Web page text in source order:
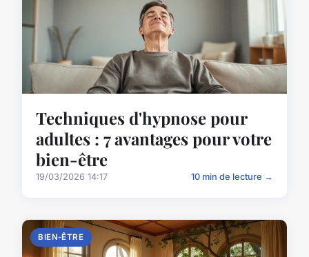
Techniques d'hypnose pour
adultes : 7 avantages pour votre
bien-être
19/03/2026 14:17 10 min de lecture →
BIEN-ÊTRE